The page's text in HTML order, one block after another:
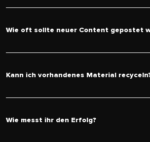
Wie oft sollte neuer Content gepostet
Kann ich vorhandenes Material
Wie messt ihr den Erfolg?